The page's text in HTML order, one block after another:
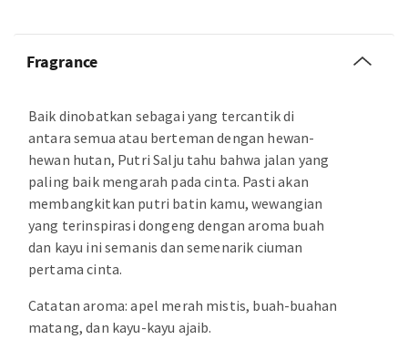
Fragrance
Baik dinobatkan sebagai yang tercantik di
antara semua atau berteman dengan hewan-
hewan hutan, Putri Salju tahu bahwa jalan yang
paling baik mengarah pada cinta. Pasti akan
membangkitkan putri batin kamu, wewangian
yang terinspirasi dongeng dengan aroma buah
dan kayu ini semanis dan semenarik ciuman
pertama cinta.
Catatan aroma: apel merah mistis, buah-buahan
matang, dan kayu-kayu ajaib.